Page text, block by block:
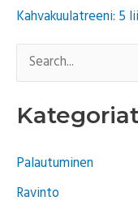
Kahvakuulatreeni: 5
a
c
h
Palautuminen
Ravinto